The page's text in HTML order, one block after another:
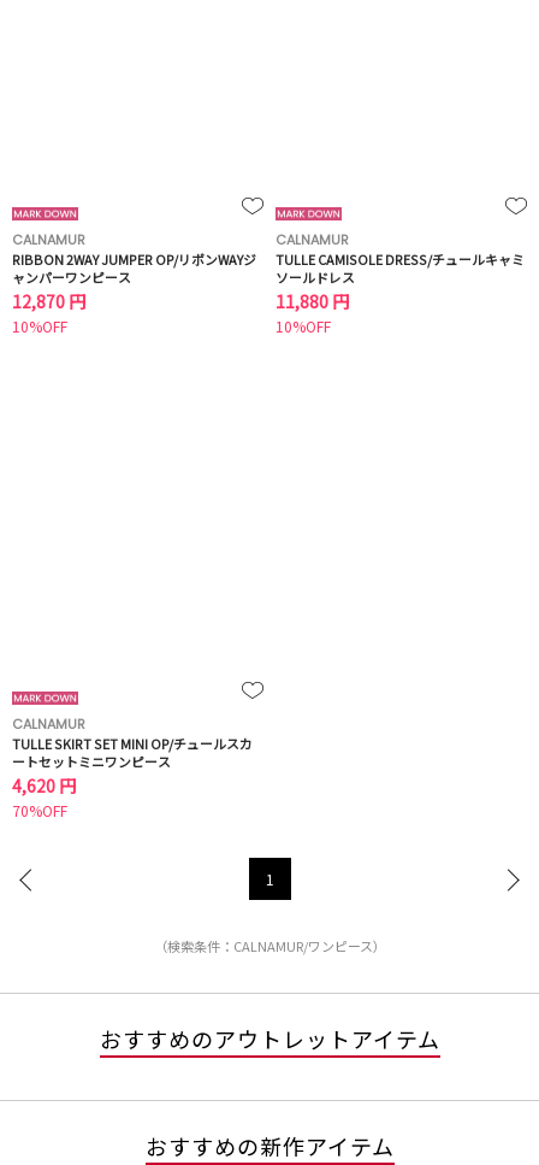
CALNAMUR
RIBBON 2WAY JUMPER OP/リボンWAYジ
ャンパーワンピース
12,870 円
10%OFF
CALNAMUR
TULLE CAMISOLE DRESS/チュールキャミ
ソールドレス
11,880 円
10%OFF
CALNAMUR
TULLE SKIRT SET MINI OP/チュールスカ
ートセットミニワンピース
4,620 円
70%OFF
1
（検索条件：CALNAMUR/ワンピース）
おすすめのアウトレットアイテム
おすすめの新作アイテム